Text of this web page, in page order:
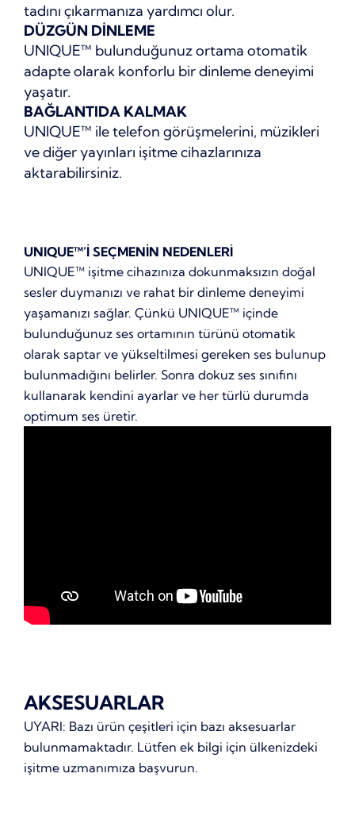
tadını çıkarmanıza yardımcı olur.
DÜZGÜN DİNLEME
UNIQUE™ bulunduğunuz ortama otomatik
adapte olarak konforlu bir dinleme deneyimi
yaşatır.
BAĞLANTIDA KALMAK
UNIQUE™ ile telefon görüşmelerini, müzikleri
ve diğer yayınları işitme cihazlarınıza
aktarabilirsiniz.
UNIQUE™’İ SEÇMENİN NEDENLERİ
UNIQUE™ işitme cihazınıza dokunmaksızın doğal
sesler duymanızı ve rahat bir dinleme deneyimi
yaşamanızı sağlar. Çünkü UNIQUE™ içinde
bulunduğunuz ses ortamının türünü otomatik
olarak saptar ve yükseltilmesi gereken ses bulunup
bulunmadığını belirler. Sonra dokuz ses sınıfını
kullanarak kendini ayarlar ve her türlü durumda
optimum ses üretir.
AKSESUARLAR
UYARI: Bazı ürün çeşitleri için bazı aksesuarlar
bulunmamaktadır. Lütfen ek bilgi için ülkenizdeki
işitme uzmanımıza başvurun.